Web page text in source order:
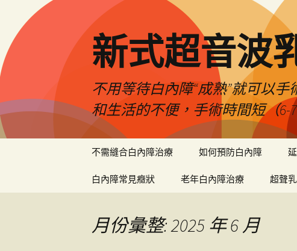
新式超音波
不用等待白內障“成熟”就可以
和生活的不便，手術時間短（
不需縫合白內障治療 如何預防白內障
白內障常見癥狀 老年白內障治療 超聲
月份彙整: 2025 年 6 月